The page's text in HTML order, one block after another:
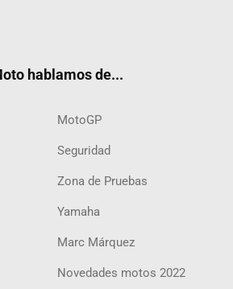
hablamos de...
MotoGP
Seguridad
Zona de Pruebas
Yamaha
Marc Márquez
Novedades motos 2022